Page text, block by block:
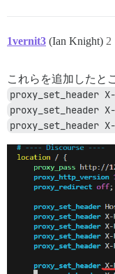
1vernit3 (Ian Knight) 2
これらを追加したと
proxy_set_header
proxy_set_header
proxy_set_header